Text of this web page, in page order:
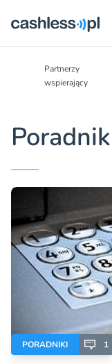
Partnerzy
wspierający
PORADNIKI 1